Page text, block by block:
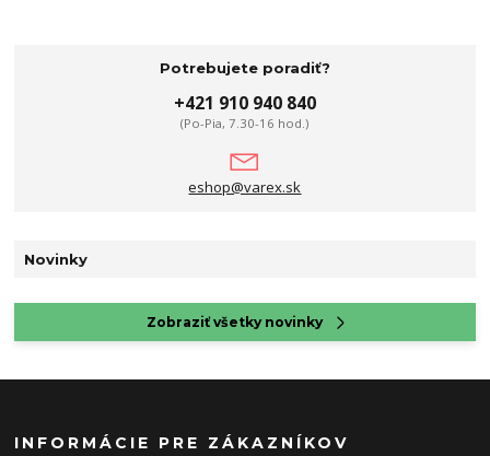
Potrebujete poradiť?
+421 910 940 840
(Po-Pia, 7.30-16 hod.)
eshop@varex.sk
Novinky
Zobraziť všetky novinky
INFORMÁCIE PRE ZÁKAZNÍKOV